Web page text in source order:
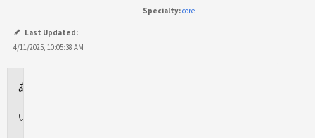
Specialty:core
Last Updated:
4/11/2025, 10:05:38 AM